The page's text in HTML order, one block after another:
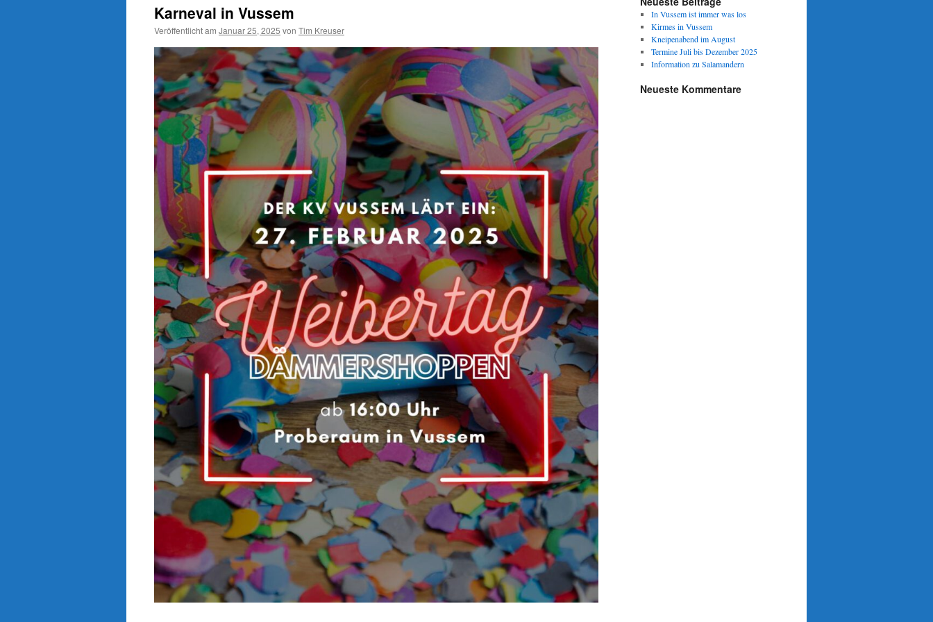
Karneval in Vussem
Veröffentlicht am Januar 25, 2025 von Tim Kreuser
In Vussem ist immer was los
Kirmes in Vussem
Kneipenabend im August
Termine Juli bis Dezember 2025
Information zu Salamandern
Neueste Kommentare